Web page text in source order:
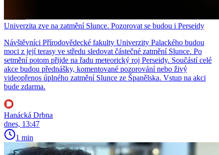
Univerzita zve na zatmění Slunce. Pozorovat se budou i Perseidy
Návštěvníci Přírodovědecké fakulty Univerzity Palackého budou
moci z její terasy ve středu sledovat částečné zatmění Slunce. Po
setmění potom přijde na řadu meteorický roj Perseidy. Součástí celé
akce budou přednášky, komentované pozorování nebo živý
videopřenos úplného zatmění Slunce ze Španělska. Vstup na akci
bude zdarma.
Hanácká Drbna
dnes, 13:47
1 min